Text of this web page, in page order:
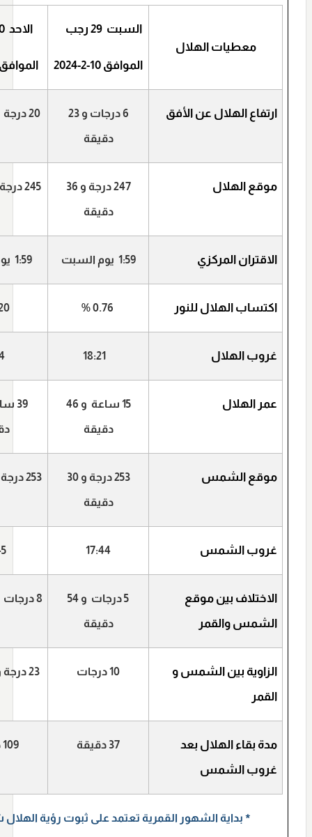
معطيات الهلال
السبت 29 رجب
الموافق 10-2-2024
الاحد 30 رجب
الموافق 11-2-
ارتفاع الهلال عن الأفق 6 درجات و 23
دقيقة
20 درجة و 17 دقيقة
موقع الهلال 247 درجة و 36
دقيقة
245 درجة و 15 دقيقة
الاقتران المركزي 1:59 يوم السبت 1:59
اكتساب الهلال للنور 0.76
%
غروب الهلال
عمر الهلال 15 ساعة و 46
دقيقة
موقع الشمس 253 درجة و 30
دقيقة
253 درجة و 54 دقيقة
غروب الشمس 17:44
الاختلاف بين موقع
الشمس والقمر
5درجات و 54
دقيقة
8درجات
الزاویة بین الشمس و
القمر
10 درجات 23 درجة و 36 دقيقة
مدة بقاء الهلال بعد
غروب الشمس
37 دقيقة 109
٭ بداية الشهور القمرية تعتمد علی ثبوت رؤية